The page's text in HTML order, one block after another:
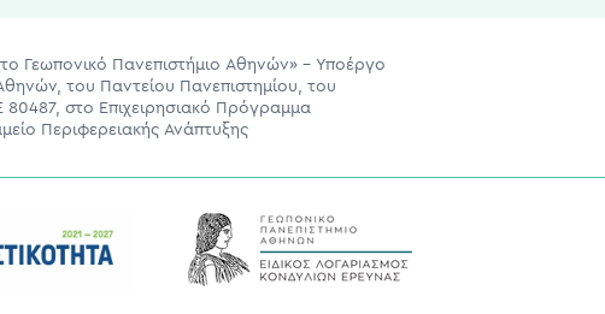
Γεωπονικό Πανεπιστήμιο Αθηνών» – Υποέργο
του Παντείου Πανεπιστημίου, του
στο Επιχειρησιακό Πρόγραμμα
Περιφερειακής Ανάπτυξης